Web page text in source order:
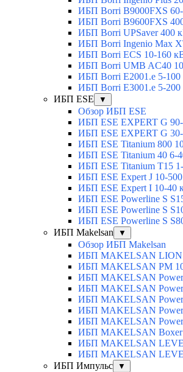
ИБП Borri B9000FXS
ИБП Borri B9600FXS
ИБП Borri UPSaver 400
ИБП Borri Ingenio Max
ИБП Borri ECS 10-160
ИБП Borri UMB AC40
ИБП Borri E2001.e 5-
ИБП Borri E3001.e 5-
ИБП ESE
▼
Обзор ИБП ESE
ИБП ESE EXPERT G
ИБП ESE EXPERT G
ИБП ESE Titanium 800
ИБП ESE Titanium 40 6-
ИБП ESE Titanium T15
ИБП ESE Expert J 10-
ИБП ESE Expert I 10-40
ИБП ESE Powerline S
ИБП ESE Powerline S
ИБП ESE Powerline S
ИБП Makelsan
▼
Обзор ИБП Makelsan
ИБП MAKELSAN LION
ИБП MAKELSAN PM
ИБП MAKELSAN
ИБП MAKELSAN
ИБП MAKELSAN
ИБП MAKELSAN
ИБП MAKELSAN
ИБП MAKELSAN Boxer
ИБП MAKELSAN
ИБП MAKELSAN
ИБП Импульс
▼